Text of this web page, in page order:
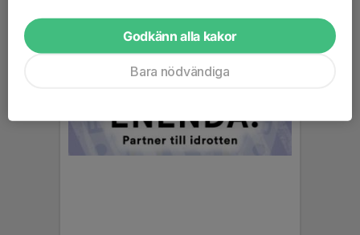
Godkänn alla kakor
Bara nödvändiga